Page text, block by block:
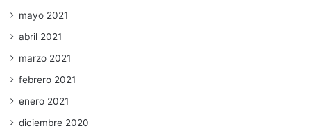
mayo 2021
abril 2021
marzo 2021
febrero 2021
enero 2021
diciembre 2020